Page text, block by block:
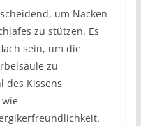
um Nacken
zu stützen. Es
sein, um die
zu
des Kissens